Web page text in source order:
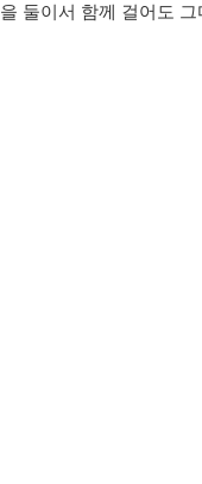
둘이서 함께 걸어도